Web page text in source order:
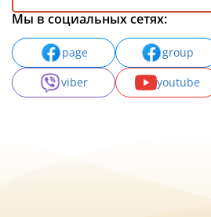
Мы в социальных сетях:
page group
viber
youtube